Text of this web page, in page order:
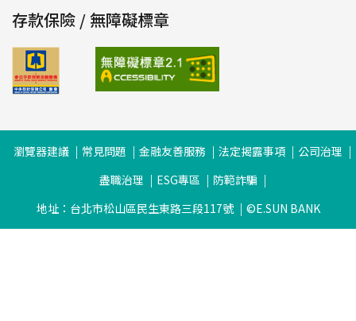
存款保險 / 無障礙標章
瀏覽器建議 常見問題 金融友善服務 法定揭露事項
公司治理
盡職治理
ESG專區
防範詐騙
地址：台北市松山區民生東路三段117號
©E.SUN BANK